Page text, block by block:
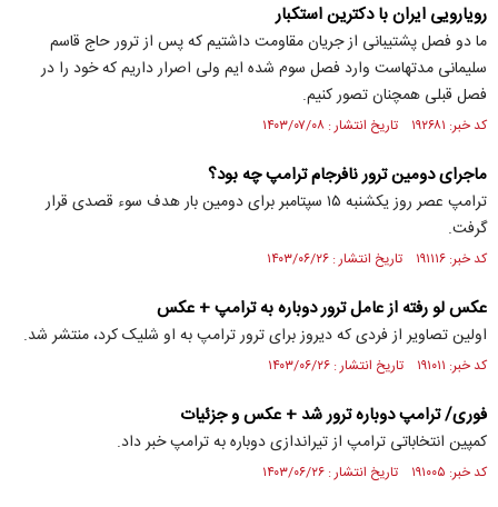
رویارویی ایران با دکترین استکبار
ما دو فصل پشتیبانی از جریان مقاومت داشتیم که پس از ترور حاج قاسم
سلیمانی مدتهاست وارد فصل سوم شده ایم ولی اصرار داریم که خود را در
فصل قبلی همچنان تصور کنیم.
کد خبر: ۱۹۲۶۸۱ تاریخ انتشار : ۱۴۰۳/۰۷/۰۸
ماجرای دومین ترور نافرجام ترامپ چه بود؟
ترامپ عصر روز یکشنبه ۱۵ سپتامبر برای دومین بار هدف سوء قصدی قرار
گرفت.
کد خبر: ۱۹۱۱۱۶ تاریخ انتشار : ۱۴۰۳/۰۶/۲۶
عکس لو رفته از عامل ترور دوباره به ترامپ + عکس
اولین تصاویر از فردی که دیروز برای ترور ترامپ به او شلیک کرد، منتشر شد.
کد خبر: ۱۹۱۰۱۱ تاریخ انتشار : ۱۴۰۳/۰۶/۲۶
فوری/ ترامپ دوباره ترور شد + عکس و جزئیات
کمپین انتخاباتی ترامپ از تیراندازی دوباره به ترامپ خبر داد.
کد خبر: ۱۹۱۰۰۵ تاریخ انتشار : ۱۴۰۳/۰۶/۲۶